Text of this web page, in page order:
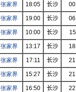
张家界 18:05 长沙
张家界 19:00 长沙
张家界 10:00 长沙
张家界 13:17 长沙
张家界 17:11 长沙
张家界 15:27 长沙
张家界 16:50 长沙